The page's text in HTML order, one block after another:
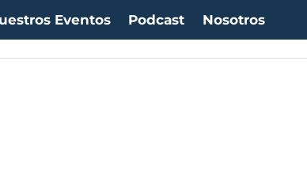
Eventos Podcast Nosotros